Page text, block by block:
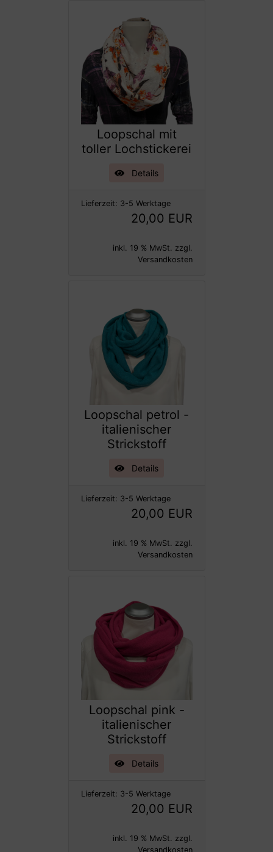
Loopschal mit
toller Lochstickerei
Details
Lieferzeit: 3-5 Werktage
20,00 EUR
inkl. 19 % MwSt. zzgl.
Versandkosten
Loopschal petrol -
italienischer
Strickstoff
Details
Lieferzeit: 3-5 Werktage
20,00 EUR
inkl. 19 % MwSt. zzgl.
Versandkosten
Loopschal pink -
italienischer
Strickstoff
Details
Lieferzeit: 3-5 Werktage
20,00 EUR
inkl. 19 % MwSt. zzgl.
Versandkosten